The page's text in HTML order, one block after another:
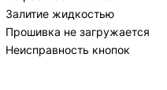
Залитие жидкостью
Прошивка не загружается
Неисправность кнопок